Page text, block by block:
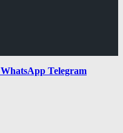
WhatsApp Telegram